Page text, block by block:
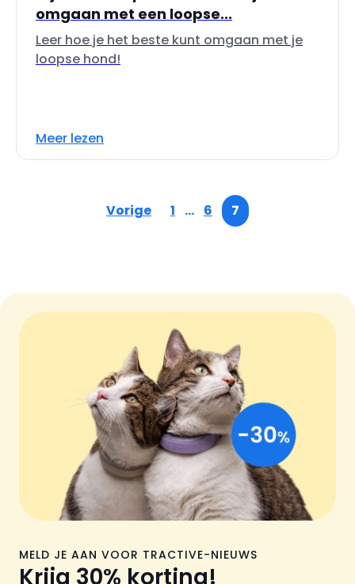
omgaan met een loopse...
Leer hoe je het beste kunt omgaan met je
loopse hond!
Meer lezen
Vorige 1 … 6 7
MELD JE AAN VOOR TRACTIVE-NIEUWS
Krijg 30% korting!